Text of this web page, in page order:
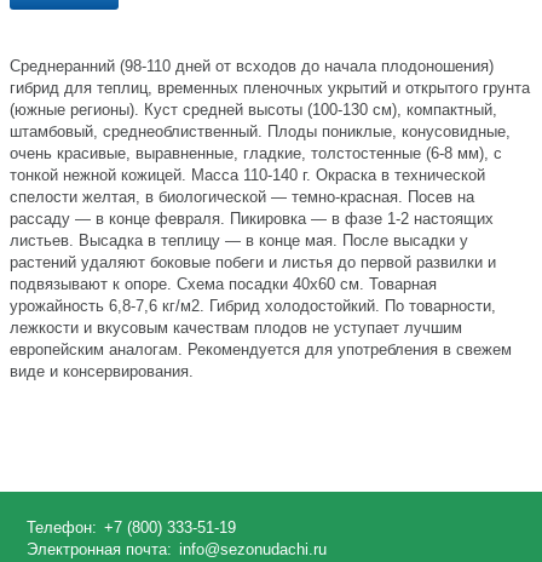
Среднеранний (98-110 дней от всходов до начала плодоношения)
гибрид для теплиц, временных пленочных укрытий и открытого грунта
(южные регионы). Куст средней высоты (100-130 см), компактный,
штамбовый, среднеоблиственный. Плоды пониклые, конусовидные,
очень красивые, выравненные, гладкие, толстостенные (6-8 мм), с
тонкой нежной кожицей. Масса 110-140 г. Окраска в технической
спелости желтая, в биологической — темно-красная. Посев на
рассаду — в конце февраля. Пикировка — в фазе 1-2 настоящих
листьев. Высадка в теплицу — в конце мая. После высадки у
растений удаляют боковые побеги и листья до первой развилки и
подвязывают к опоре. Схема посадки 40x60 см. Товарная
урожайность 6,8-7,6 кг/м2. Гибрид холодостойкий. По товарности,
лежкости и вкусовым качествам плодов не уступает лучшим
европейским аналогам. Рекомендуется для употребления в свежем
виде и консервирования.
Телефон: +7 (800) 333-51-19
Электронная почта: info@sezonudachi.ru